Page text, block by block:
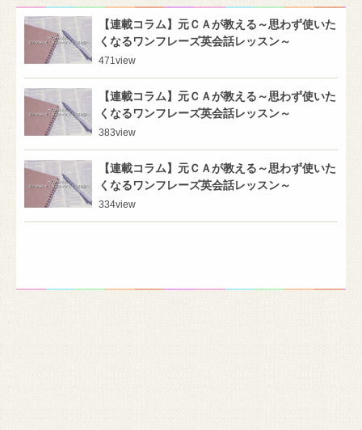
【連載コラム】元ＣＡが教える～思わず使いた
くなるワンフレーズ英会話レッスン～
471 view
【連載コラム】元ＣＡが教える～思わず使いた
くなるワンフレーズ英会話レッスン～
383view
【連載コラム】元ＣＡが教える～思わず使いた
くなるワンフレーズ英会話レッスン～
334view